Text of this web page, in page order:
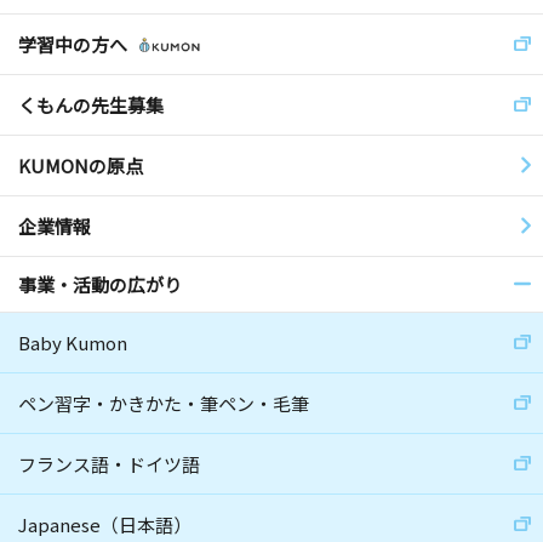
学習中の方へ
くもんの先生募集
KUMONの原点
企業情報
事業・活動の広がり
Baby Kumon
ペン習字・かきかた・筆ペン・毛筆
フランス語・ドイツ語
Japanese（日本語）